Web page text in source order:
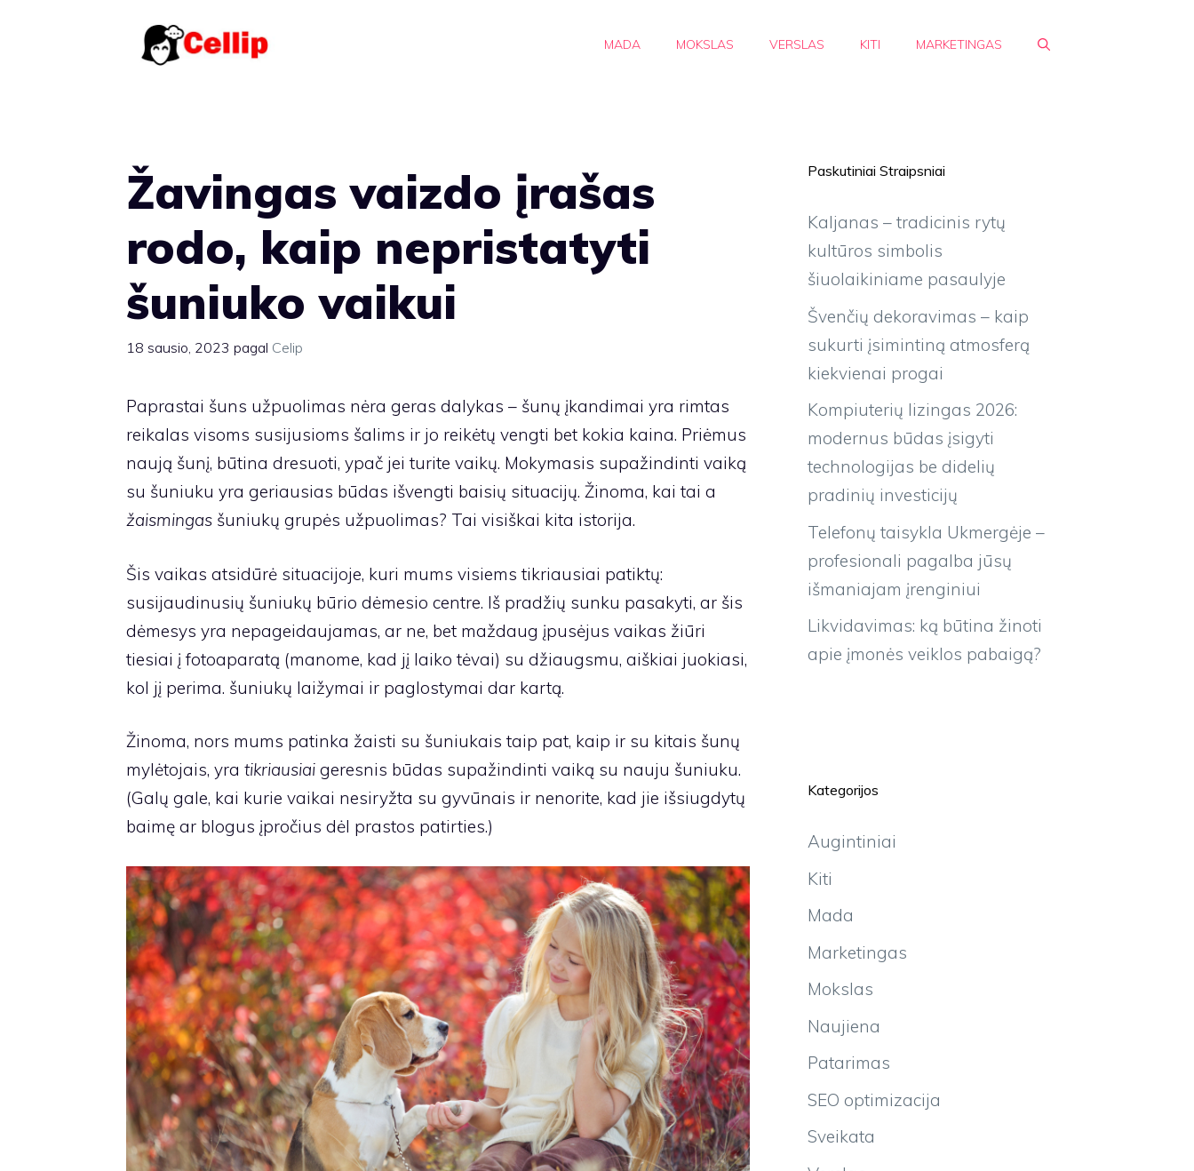
MADA MOKSLAS VERSLAS KITI MARKETINGAS
Žavingas vaizdo įrašas
rodo, kaip nepristatyti
šuniuko vaikui
18 sausio, 2023 pagal Celip
Paprastai šuns užpuolimas nėra geras dalykas – šunų įkandimai yra rimtas
reikalas visoms susijusioms šalims ir jo reikėtų vengti bet kokia kaina. Priėmus
naują šunį, būtina dresuoti, ypač jei turite vaikų. Mokymasis supažindinti vaiką
su šuniuku yra geriausias būdas išvengti baisių situacijų. Žinoma, kai tai a
žaismingas šuniukų grupės užpuolimas? Tai visiškai kita istorija.
Šis vaikas atsidūrė situacijoje, kuri mums visiems tikriausiai patiktų:
susijaudinusių šuniukų būrio dėmesio centre. Iš pradžių sunku pasakyti, ar šis
dėmesys yra nepageidaujamas, ar ne, bet maždaug įpusėjus vaikas žiūri
tiesiai į fotoaparatą (manome, kad jį laiko tėvai) su džiaugsmu, aiškiai juokiasi,
kol jį perima. šuniukų laižymai ir paglostymai dar kartą.
Žinoma, nors mums patinka žaisti su šuniukais taip pat, kaip ir su kitais šunų
mylėtojais, yra tikriausiai geresnis būdas supažindinti vaiką su nauju šuniuku.
(Galų gale, kai kurie vaikai nesiryžta su gyvūnais ir nenorite, kad jie išsiugdytų
baimę ar blogus įpročius dėl prastos patirties.)
Paskutiniai Straipsniai
Kaljanas – tradicinis rytų
kultūros simbolis
šiuolaikiniame pasaulyje
Švenčių dekoravimas – kaip
sukurti įsimintiną atmosferą
kiekvienai progai
Kompiuterių lizingas 2026:
modernus būdas įsigyti
technologijas be didelių
pradinių investicijų
Telefonų taisykla Ukmergėje –
profesionali pagalba jūsų
išmaniajam įrenginiui
Likvidavimas: ką būtina žinoti
apie įmonės veiklos pabaigą?
Kategorijos
Augintiniai
Kiti
Mada
Marketingas
Mokslas
Naujiena
Patarimas
SEO optimizacija
Sveikata